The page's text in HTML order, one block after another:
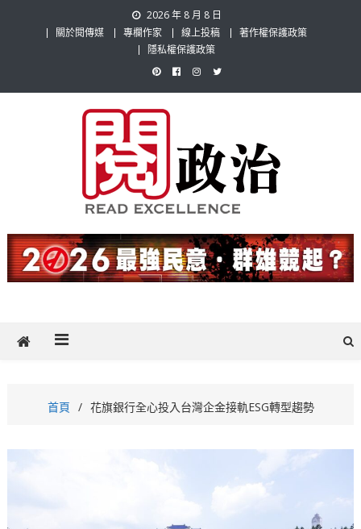
2026 年 8 月 8 日
關於閱傳媒
專欄作家 線上投稿
著作權保護政策
隱私權保護政策
閱政治 Read Gov News
題，也要專業評論，閱政治與多元的政治評論家與專欄作家邀稿合作，
讓讀者有最多元和專業的選擇。
首頁 花旗銀行全心投入台灣企金接軌ESG轉型趨勢